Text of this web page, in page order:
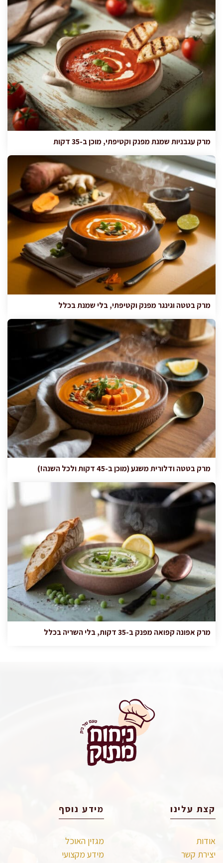
מרק עגבניות שמנת מפנק וקטיפתי, מוכן ב-35 דקות
מרק בטטה וגינגר מפנק וקטיפתי, בלי שמנת בכלל
מרק בטטה ודלורית משגע (מוכן ב-45 דקות ולכל השנה!)
מרק אפונה קפואה מפנק ב-35 דקות, בלי השריה בכלל
קצת עלינו
אודות
יצירת קשר
מידע נוסף
מגזין האוכל
מידע מקצועי